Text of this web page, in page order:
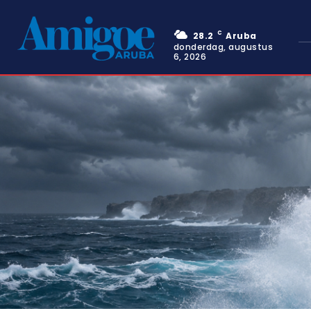
28.2 C Aruba
donderdag, augustus
6, 2026